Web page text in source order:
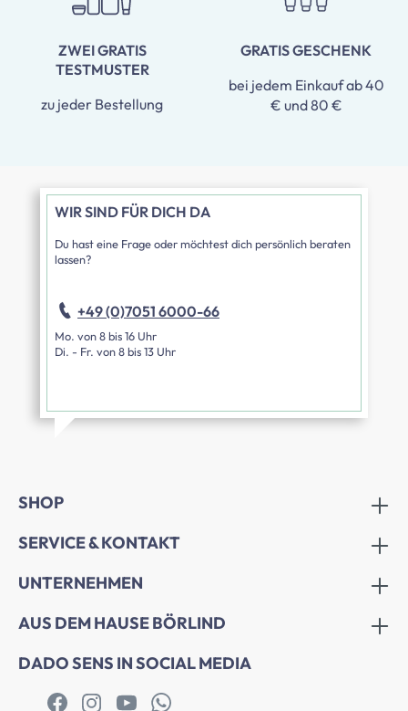
ZWEI GRATIS
TESTMUSTER
zu jeder Bestellung
GRATIS GESCHENK
bei jedem Einkauf ab 40
€ und 80 €
WIR SIND FÜR DICH DA
Du hast eine Frage oder möchtest dich persönlich beraten
lassen?
+49 (0)7051 6000-66
Mo. von 8 bis 16 Uhr
Di. - Fr. von 8 bis 13 Uhr
SHOP
SERVICE & KONTAKT
UNTERNEHMEN
AUS DEM HAUSE BÖRLIND
DADO SENS IN SOCIAL MEDIA